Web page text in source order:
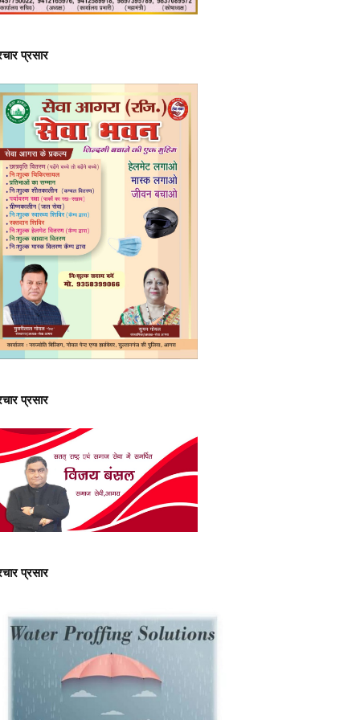
प्रसार
प्रसार
प्रसार